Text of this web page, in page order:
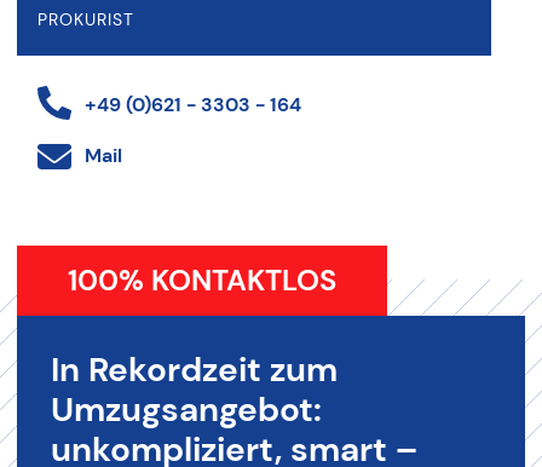
PROKURIST
+49 (0)621 - 3303 - 164
Mail
100% KONTAKTLOS
In Rekordzeit zum
Umzugsangebot:
unkompliziert, smart –